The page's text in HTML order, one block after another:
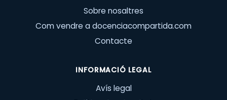
Sobre nosaltres
Com vendre a docenciacompartida.com
Contacte
INFORMACIÓ LEGAL
Avís legal